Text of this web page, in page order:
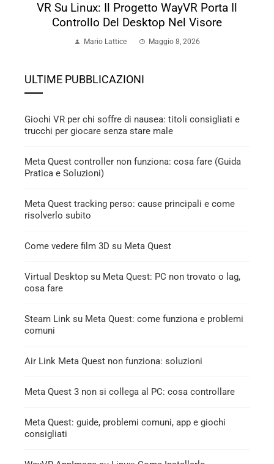
VR Su Linux: Il Progetto WayVR Porta Il
Controllo Del Desktop Nel Visore
Mario Lattice Maggio 8, 2026
ULTIME PUBBLICAZIONI
Giochi VR per chi soffre di nausea: titoli consigliati e
trucchi per giocare senza stare male
Meta Quest controller non funziona: cosa fare (Guida
Pratica e Soluzioni)
Meta Quest tracking perso: cause principali e come
risolverlo subito
Come vedere film 3D su Meta Quest
Virtual Desktop su Meta Quest: PC non trovato o lag,
cosa fare
Steam Link su Meta Quest: come funziona e problemi
comuni
Air Link Meta Quest non funziona: soluzioni
Meta Quest 3 non si collega al PC: cosa controllare
Meta Quest: guide, problemi comuni, app e giochi
consigliati